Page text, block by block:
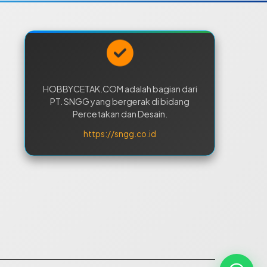
HOBBYCETAK.COM adalah bagian dari
PT. SNGG yang bergerak di bidang
Percetakan dan Desain.
https://sngg.co.id